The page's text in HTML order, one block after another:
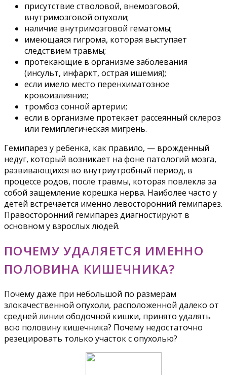
присутствие стволовой, внемозговой,
внутримозговой опухоли;
наличие внутримозговой гематомы;
имеющаяся гигрома, которая выступает
следствием травмы;
протекающие в организме заболевания
(инсульт, инфаркт, острая ишемия);
если имело место перенхиматозное
кровоизлияние;
тромбоз сонной артерии;
если в организме протекает рассеянный склероз
или гемиплегическая мигрень.
Гемипарез у ребенка, как правило, — врожденный
недуг, который возникает на фоне патологий мозга,
развивающихся во внутриутробный период, в
процессе родов, после травмы, которая повлекла за
собой защемление корешка нерва. Наиболее часто у
детей встречается именно левосторонний гемипарез.
Правосторонний гемипарез диагностируют в
основном у взрослых людей.
ПОЧЕМУ УДАЛЯЕТСЯ ИМЕННО
ПОЛОВИНА КИШЕЧНИКА?
Почему даже при небольшой по размерам
злокачественной опухоли, расположенной далеко от
средней линии ободочной кишки, принято удалять
всю половину кишечника? Почему недостаточно
резецировать только участок с опухолью?